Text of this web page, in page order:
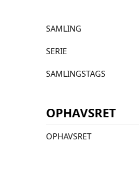
SAMLING
SERIE
SAMLINGSTAGS
OPHAVSRET
OPHAVSRET